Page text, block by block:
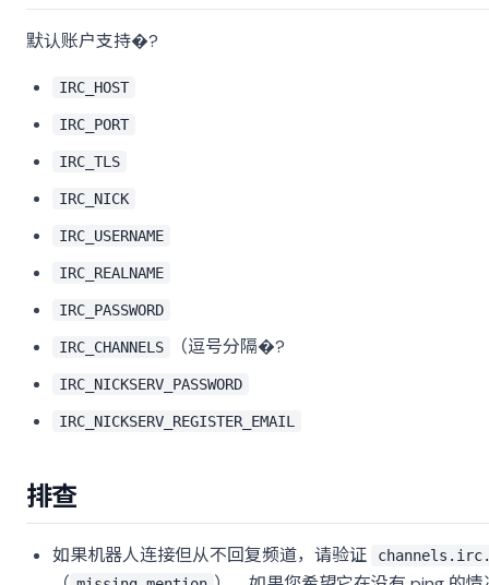
默认账户支持�?
IRC_HOST
IRC_PORT
IRC_TLS
IRC_NICK
IRC_USERNAME
IRC_REALNAME
IRC_PASSWORD
IRC_CHANNELS （逗号分隔�?
IRC_NICKSERV_PASSWORD
IRC_NICKSERV_REGISTER_EMAIL
排查
如果机器人连接但从不回复频道，请验证